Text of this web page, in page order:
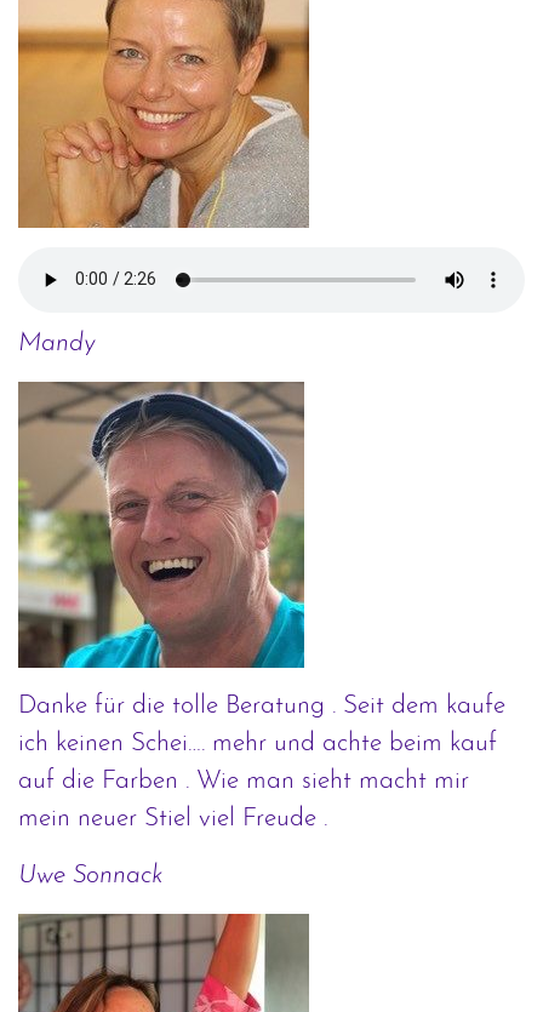
Mandy
Danke für die tolle Beratung . Seit dem kaufe
ich keinen Schei…. mehr und achte beim kauf
auf die Farben . Wie man sieht macht mir
mein neuer Stiel viel Freude .
Uwe Sonnack